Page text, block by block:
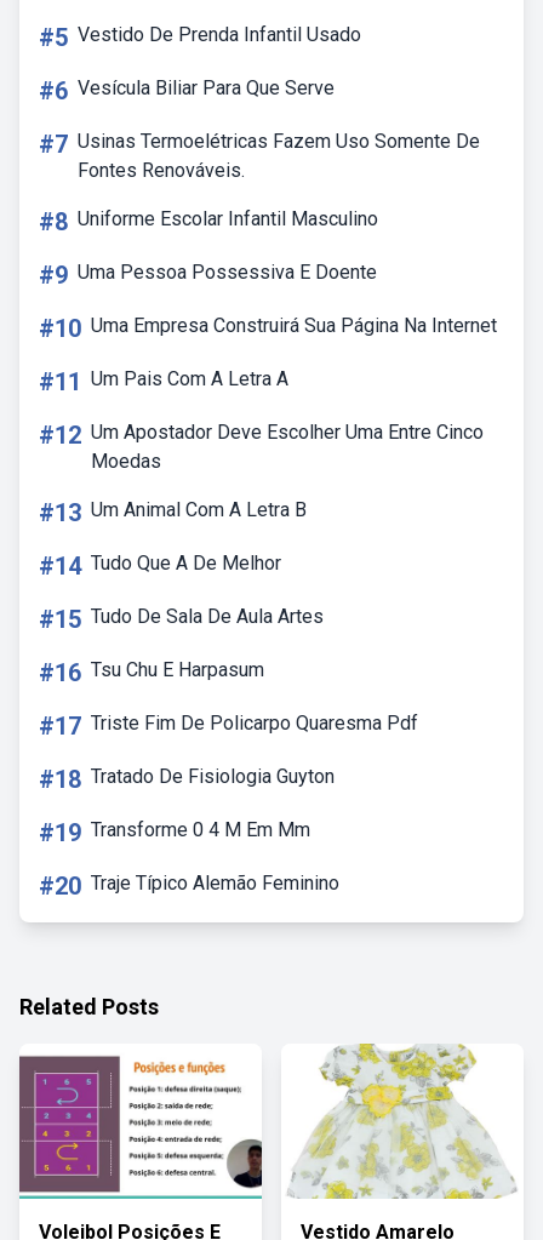
#5 Vestido De Prenda Infantil Usado
#6 Vesícula Biliar Para Que Serve
#7 Usinas Termoelétricas Fazem Uso Somente De
Fontes Renováveis.
#8 Uniforme Escolar Infantil Masculino
#9 Uma Pessoa Possessiva E Doente
#10 Uma Empresa Construirá Sua Página Na Internet
#11 Um Pais Com A Letra A
#12 Um Apostador Deve Escolher Uma Entre Cinco
Moedas
#13 Um Animal Com A Letra B
#14 Tudo Que A De Melhor
#15 Tudo De Sala De Aula Artes
#16 Tsu Chu E Harpasum
#17 Triste Fim De Policarpo Quaresma Pdf
#18 Tratado De Fisiologia Guyton
#19 Transforme 0 4 M Em Mm
#20 Traje Típico Alemão Feminino
Related Posts
Voleibol Posições E Vestido Amarelo